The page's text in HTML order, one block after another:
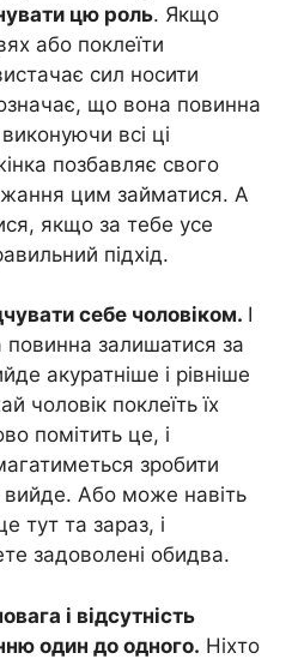
цю роль. Якщо
або поклеїти
сил носити
що вона повинна
всі ці
позбавляє свого
цим займатися. А
якщо за тебе усе
підхід.
себе чоловіком. І
повинна залишатися за
акуратніше і рівніше
чоловік поклеїть їх
помітить це, і
зробити
вийде. Або може навіть
тут та зараз, і
задоволені обидва.
і відсутність
один до одного. Ніхто